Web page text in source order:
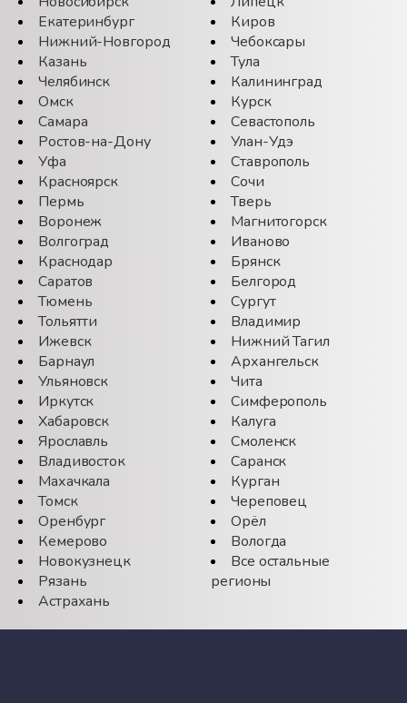
Екатеринбург
Нижний-Новгород
Казань
Челябинск
Омск
Самара
Ростов-на-Дону
Уфа
Красноярск
Пермь
Воронеж
Волгоград
Краснодар
Саратов
Тюмень
Тольятти
Ижевск
Барнаул
Ульяновск
Иркутск
Хабаровск
Ярославль
Владивосток
Махачкала
Томск
Оренбург
Кемерово
Новокузнецк
Рязань
Астрахань
Киров
Чебоксары
Тула
Калининград
Курск
Севастополь
Улан-Удэ
Ставрополь
Сочи
Тверь
Магнитогорск
Иваново
Брянск
Белгород
Сургут
Владимир
Нижний Тагил
Архангельск
Чита
Симферополь
Калуга
Смоленск
Саранск
Курган
Череповец
Орёл
Вологда
Все остальные
регионы